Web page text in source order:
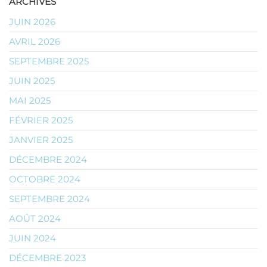
JUIN 2026
AVRIL 2026
SEPTEMBRE 2025
JUIN 2025
MAI 2025
FÉVRIER 2025
JANVIER 2025
DÉCEMBRE 2024
OCTOBRE 2024
SEPTEMBRE 2024
AOÛT 2024
JUIN 2024
DÉCEMBRE 2023